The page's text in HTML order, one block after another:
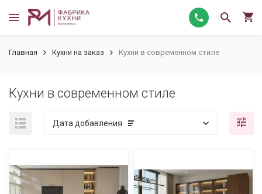
Главная Кухни на заказ Кухни в современном стиле
Кухни в современном стиле
Дата добавления